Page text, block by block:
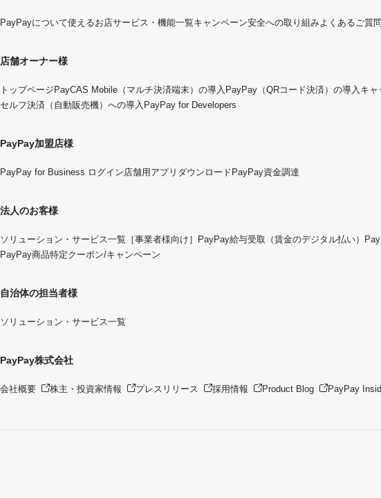
PayPayについて使えるお店サービス・機能一覧キャンペーン安全への取り組みよくあるご質問
店舗オーナー様
トップページ PayCAS Mobile（マルチ決済端末）の導入 PayPay（QRコード決済）の導入 キャ
セルフ決済（自動販売機）への導入 PayPay for Developers
PayPay加盟店様
PayPay for Business ログイン店舗用アプリダウンロード PayPay資金調達
法人のお客様
ソリューション・サービス一覧 ［事業者様向け］PayPay給与受取（賃金のデジタル払い）
PayPay商品特定クーポン/キャンペーン
自治体の担当者様
ソリューション・サービス一覧
PayPay株式会社
会社概要 株主・投資家情報 プレスリリース 採用情報 Product Blog PayPay